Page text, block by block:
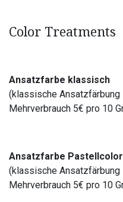
Color Treatments
Ansatzfarbe klassisch
(klassische Ansatzfärbung
Mehrverbrauch 5€ pro 10
Ansatzfarbe
(klassische Ansatzfärbung
Mehrverbrauch 5€ pro 10